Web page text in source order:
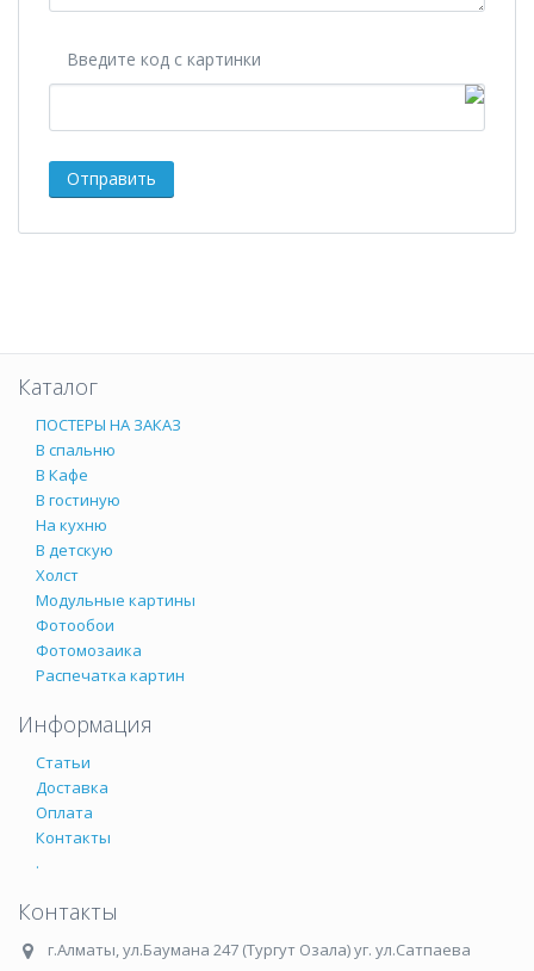
Введите код с картинки
Каталог
ПОСТЕРЫ НА ЗАКАЗ
В спальню
В Кафе
В гостиную
На кухню
В детскую
Холст
Модульные картины
Фотообои
Фотомозаика
Распечатка картин
Информация
Статьи
Доставка
Оплата
Контакты
.
Контакты
г.Алматы,ул.Баумана 247 (Тургут Озала) уг. ул.Сатпаева